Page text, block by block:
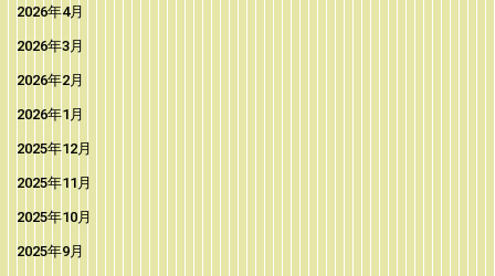
2026年4月
2026年3月
2026年2月
2026年1月
2025年12月
2025年11月
2025年10月
2025年9月